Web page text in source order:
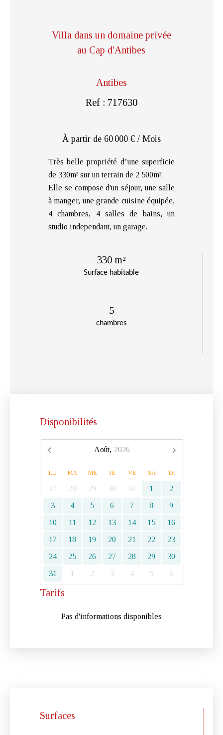
Surface habitable
330 m²
chambres
5
Villa dans un domaine privée
au Cap d'Antibes
Antibes
Ref : 717630
À partir de 60 000 € / Mois
Très belle propriété d’une superficie
de 330m² sur un terrain de 2 500m².
Elle se compose d'un séjour, une salle
à manger, une grande cuisine équipée,
4 chambres, 4 salles de bains, un
studio independant, un garage.
Disponibilités
Août, 2026
LU MA ME JE VE SA DI
27 28 29 30 31 1
2
3
4 5 6 7 8
9
10
11 12 13 14 15
16
17
18 19 20 21 22
23
24
25 26 27 28 29
30
31
1 2 3 4 5 6
Tarifs
Pas d'informations disponibles
Surfaces